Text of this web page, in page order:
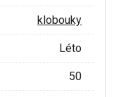
klobouky
Léto
50